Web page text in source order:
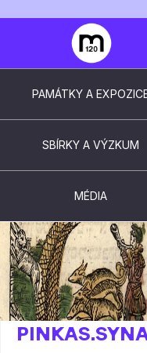
PAMÁTKY A
SBÍRKY A VÝZKUM
MÉDIA
POVODNĚ